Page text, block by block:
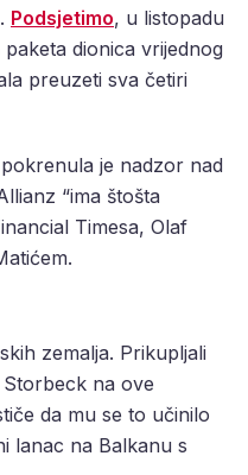
Podsjetimo, u listopadu
dionica vrijednog
preuzeti sva četiri
je nadzor nad
“ima štošta
Timesa, Olaf
zemalja. Prikupljali
na ove
da mu se to učinilo
lanac na Balkanu s